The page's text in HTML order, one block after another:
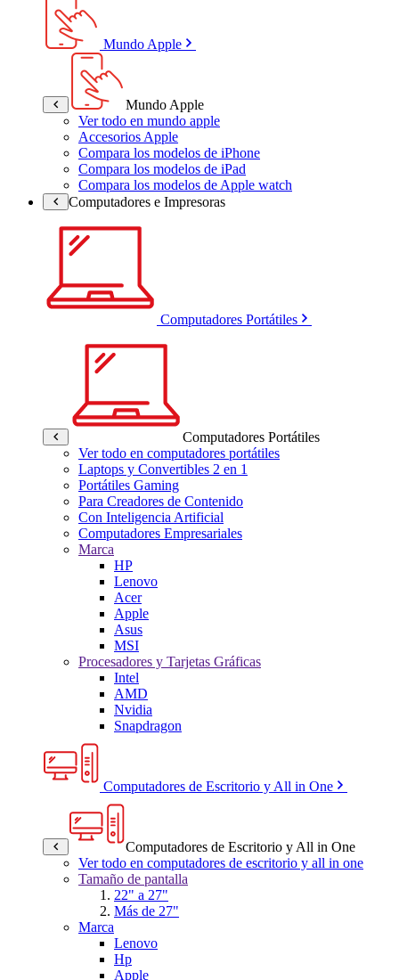
Mundo Apple
Mundo Apple
Ver todo en mundo apple
Accesorios Apple
Compara los modelos de iPhone
Compara los modelos de iPad
Compara los modelos de Apple watch
Computadores e Impresoras
Computadores Portátiles
Computadores Portátiles
Ver todo en computadores portátiles
Laptops y Convertibles 2 en 1
Portátiles Gaming
Para Creadores de Contenido
Con Inteligencia Artificial
Computadores Empresariales
Marca
HP
Lenovo
Acer
Apple
Asus
MSI
Procesadores y Tarjetas Gráficas
Intel
AMD
Nvidia
Snapdragon
Computadores de Escritorio y All in One
Computadores de Escritorio y All in One
Ver todo en computadores de escritorio y all in one
Tamaño de pantalla
22" a 27"
Más de 27"
Marca
Lenovo
Hp
Apple